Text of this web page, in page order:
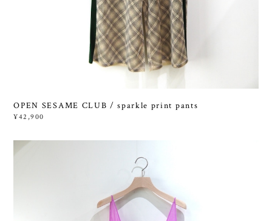
OPEN SESAME CLUB / sparkle print pants
¥42,900